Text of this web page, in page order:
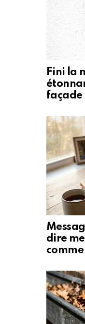
Fini la
façade
dire